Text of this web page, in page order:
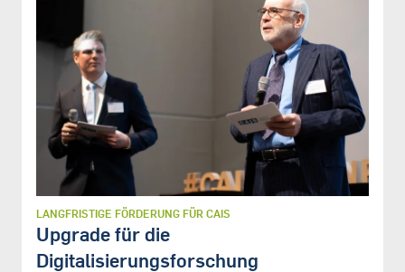
LANGFRISTIGE FÖRDERUNG FÜR CAIS
Upgrade für die
Digitalisierungsforschung